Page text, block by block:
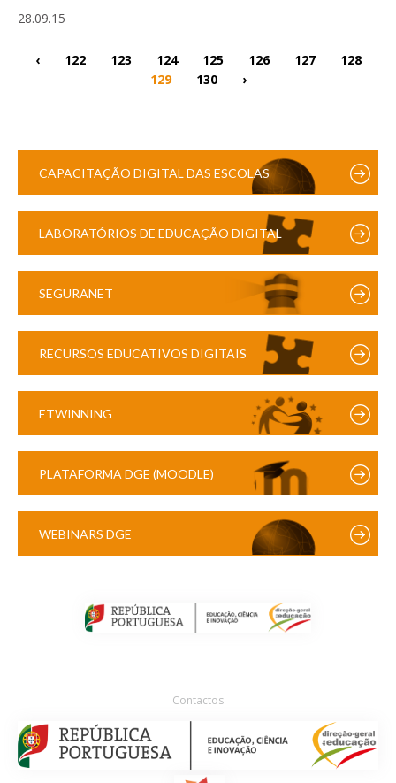
28.09.15
‹ 122 123 124 125 126 127
128
129
130 ›
CAPACITAÇÃO DIGITAL DAS ESCOLAS
LABORATÓRIOS DE EDUCAÇÃO DIGITAL
SEGURANET
RECURSOS EDUCATIVOS DIGITAIS
ETWINNING
PLATAFORMA DGE (MOODLE)
WEBINARS DGE
Contactos